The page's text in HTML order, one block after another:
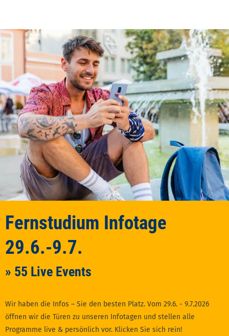
Fernstudium Infotage
29.6.-9.7.
» 55 Live Events
Wir haben die Infos – Sie den besten Platz. Vom 29.6. - 9.7.2026
öffnen wir die Türen zu unseren Infotagen und stellen alle
Programme live & persönlich vor. Klicken Sie sich rein!